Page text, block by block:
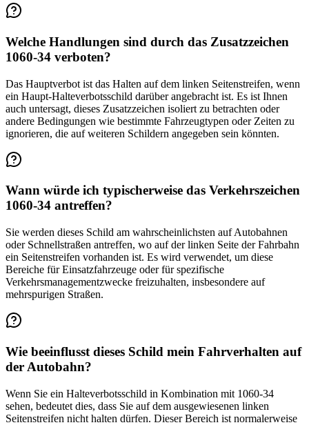
Welche Handlungen sind durch das Zusatzzeichen
1060-34 verboten?
Das Hauptverbot ist das Halten auf dem linken Seitenstreifen, wenn
ein Haupt-Halteverbotsschild darüber angebracht ist. Es ist Ihnen
auch untersagt, dieses Zusatzzeichen isoliert zu betrachten oder
andere Bedingungen wie bestimmte Fahrzeugtypen oder Zeiten zu
ignorieren, die auf weiteren Schildern angegeben sein könnten.
Wann würde ich typischerweise das Verkehrszeichen
1060-34 antreffen?
Sie werden dieses Schild am wahrscheinlichsten auf Autobahnen
oder Schnellstraßen antreffen, wo auf der linken Seite der Fahrbahn
ein Seitenstreifen vorhanden ist. Es wird verwendet, um diese
Bereiche für Einsatzfahrzeuge oder für spezifische
Verkehrsmanagementzwecke freizuhalten, insbesondere auf
mehrspurigen Straßen.
Wie beeinflusst dieses Schild mein Fahrverhalten auf
der Autobahn?
Wenn Sie ein Halteverbotsschild in Kombination mit 1060-34
sehen, bedeutet dies, dass Sie auf dem ausgewiesenen linken
Seitenstreifen nicht halten dürfen. Dieser Bereich ist normalerweise